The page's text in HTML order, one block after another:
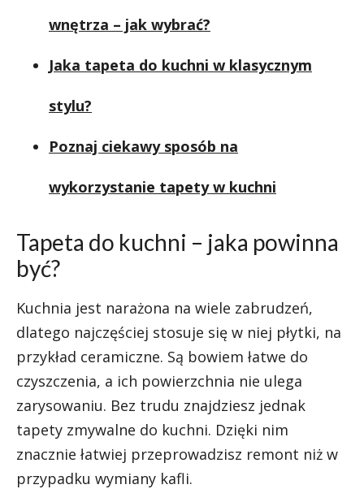
wnętrza – jak wybrać?
Jaka tapeta do kuchni w klasycznym
stylu?
Poznaj ciekawy sposób na
wykorzystanie tapety w kuchni
Tapeta do kuchni – jaka powinna
być?
Kuchnia jest narażona na wiele zabrudzeń,
dlatego najczęściej stosuje się w niej płytki, na
przykład ceramiczne. Są bowiem łatwe do
czyszczenia, a ich powierzchnia nie ulega
zarysowaniu. Bez trudu znajdziesz jednak
tapety zmywalne do kuchni. Dzięki nim
znacznie łatwiej przeprowadzisz remont niż w
przypadku wymiany kafli.